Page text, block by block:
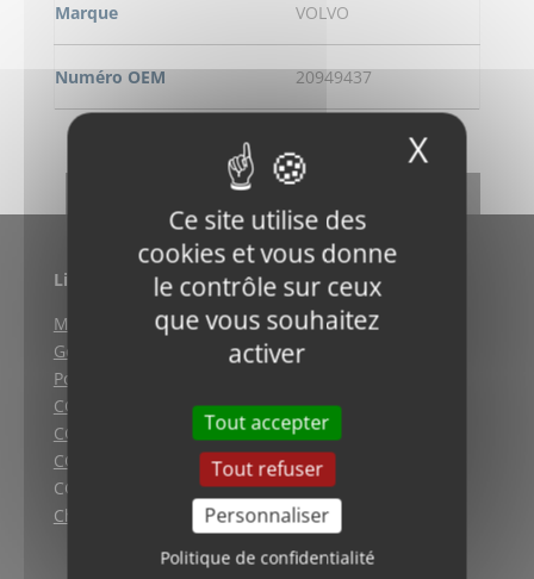
Ce site utilise des
cookies et vous donne
le contrôle sur ceux
que vous souhaitez
activer
Tout accepter
Tout refuser
Personnaliser
Politique de confidentialité
X
Marque VOLVO
Numéro OEM 20949437
DEMANDE DE RENSEIGNEMENT
RETOUR
Liens utiles
Mentions légales
Gestion des cookies
Politique de confidentialité
CGV (Weyersheim)
CGV (Strasbourg)
CGV (Lyon)
CGV vente en ligne
Charte qualité